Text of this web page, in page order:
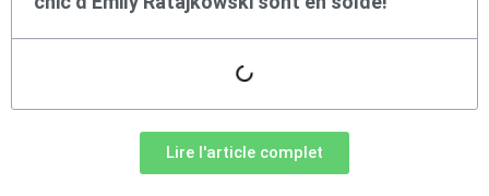
Lire l'article complet